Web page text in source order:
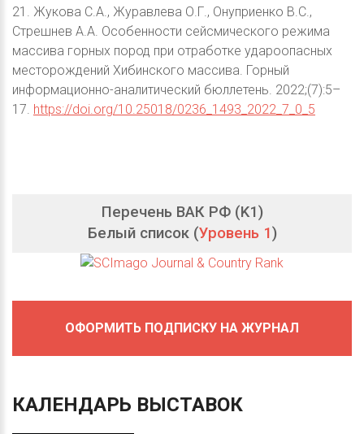
21. Жукова С.А., Журавлева О.Г., Онуприенко В.С.,
Стрешнев А.А. Особенности сейсмического режима
массива горных пород при отработке удароопасных
месторождений Хибинского массива. Горный
информационно-аналитический бюллетень. 2022;(7):5–
17. https://doi.org/10.25018/0236_1493_2022_7_0_5
Перечень ВАК РФ (K1)
Белый список (Уровень 1)
ОФОРМИТЬ ПОДПИСКУ НА ЖУРНАЛ
КАЛЕНДАРЬ ВЫСТАВОК